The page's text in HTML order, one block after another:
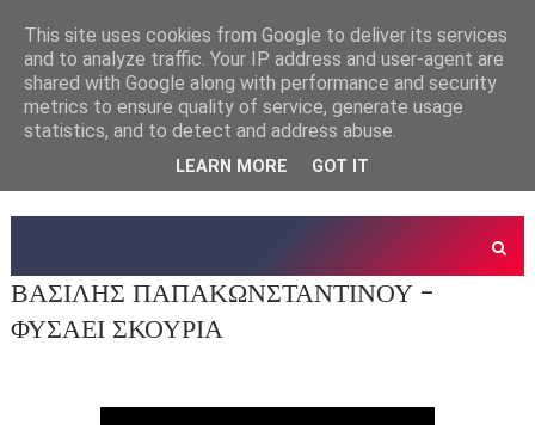
ΒΑΣΙΛΗΣ ΠΑΠΑΚΩΝΣΤΑΝΤΙΝΟΥ -
ΦΥΣΑΕΙ ΣΚΟΥΡΙΑ
This site uses cookies from Google to deliver its services
and to analyze traffic. Your IP address and user-agent are
shared with Google along with performance and security
metrics to ensure quality of service, generate usage
statistics, and to detect and address abuse.
LEARN MORE GOT IT